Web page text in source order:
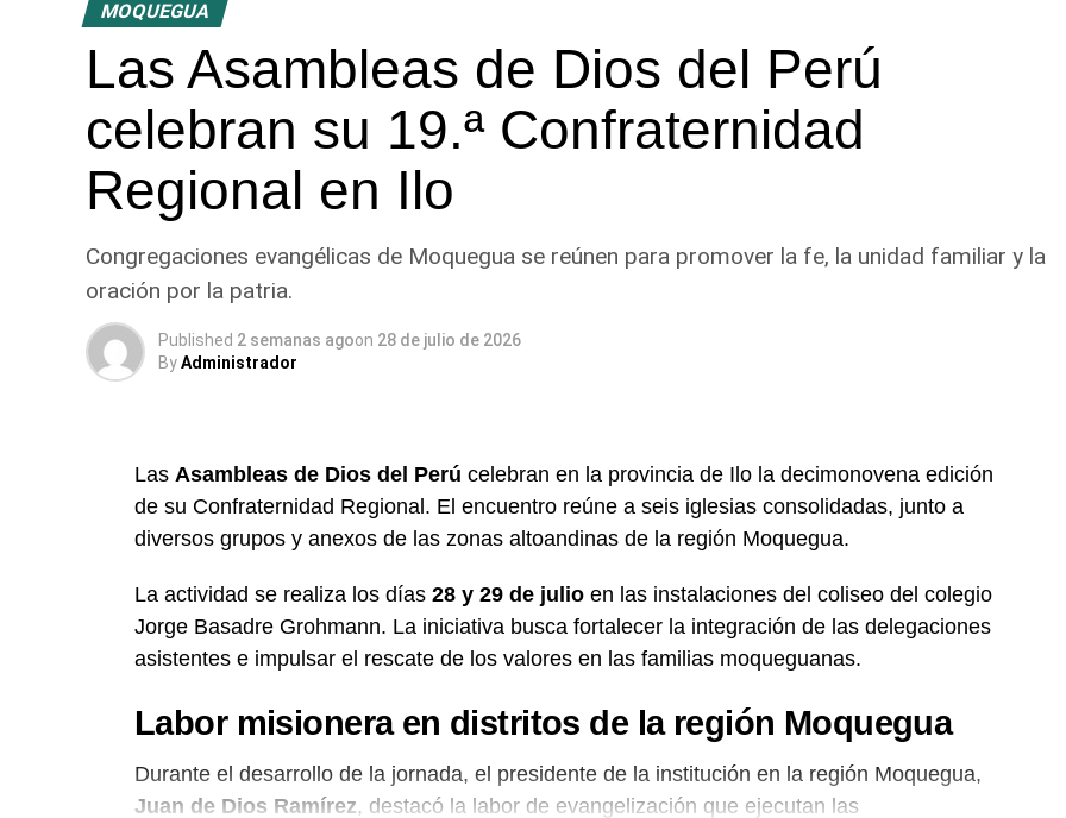
MOQUEGUA
Las Asambleas de Dios del Perú
celebran su 19.ª Confraternidad
Regional en Ilo
Congregaciones evangélicas de Moquegua se reúnen para promover la fe, la unidad familiar y la
oración por la patria.
Published 2 semanas agoon 28 de julio de 2026
ByAdministrador
Las Asambleas de Dios del Perú celebran en la provincia de Ilo la decimonovena edición
de su Confraternidad Regional. El encuentro reúne a seis iglesias consolidadas, junto a
diversos grupos y anexos de las zonas altoandinas de la región Moquegua.
La actividad se realiza los días 28 y 29 de julio en las instalaciones del coliseo del colegio
Jorge Basadre Grohmann. La iniciativa busca fortalecer la integración de las delegaciones
asistentes e impulsar el rescate de los valores en las familias moqueguanas.
Labor misionera en distritos de la región Moquegua
Durante el desarrollo de la jornada, el presidente de la institución en la región Moquegua,
Juan de Dios Ramírez, destacó la labor de evangelización que ejecutan las